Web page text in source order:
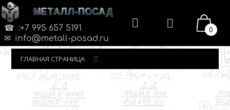
МЕТАЛЛ-ПОСАД
:+7 995 657 5191
info@metall-posad.ru
0
ГЛАВНАЯ СТРАНИЦА